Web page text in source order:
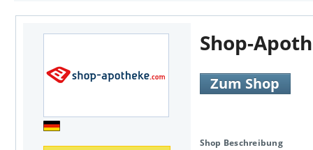
Shop-
Zum Shop
Shop Beschreibung